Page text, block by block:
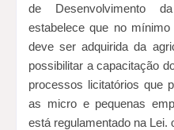
de Desenvolvimento
estabelece que no
deve ser adquirida da
possibilitar a capacitação
processos licitatórios que
as micro e pequenas
está regulamentado na Lei.